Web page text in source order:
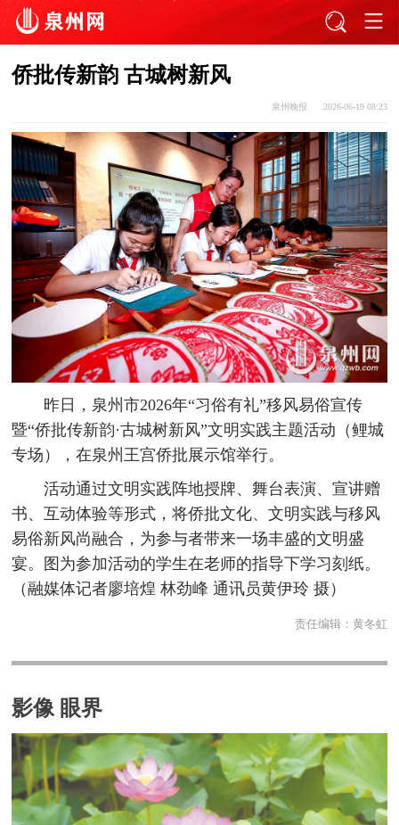
侨批传新韵 古城树新风
泉州晚报 2026-06-19 08:23
昨日，泉州市2026年“习俗有礼”移风易俗宣传
暨“侨批传新韵·古城树新风”文明实践主题活动（鲤城
专场），在泉州王宫侨批展示馆举行。
活动通过文明实践阵地授牌、舞台表演、宣讲赠
书、互动体验等形式，将侨批文化、文明实践与移风
易俗新风尚融合，为参与者带来一场丰盛的文明盛
宴。图为参加活动的学生在老师的指导下学习刻纸。
（融媒体记者廖培煌 林劲峰 通讯员黄伊玲 摄）
责任编辑： 黄冬虹
影像 眼界